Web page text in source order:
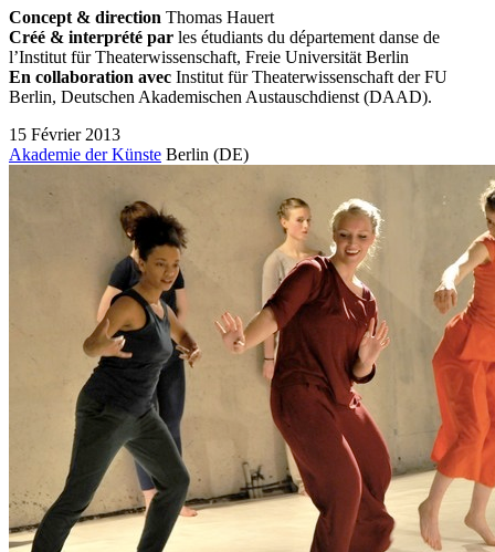
Concept & direction Thomas Hauert
Créé & interprété par les étudiants du département danse de
l’Institut für Theaterwissenschaft, Freie Universität Berlin
En collaboration avec Institut für Theaterwissenschaft der FU
Berlin, Deutschen Akademischen Austauschdienst (DAAD).
15 Février 2013
Akademie der Künste Berlin (DE)